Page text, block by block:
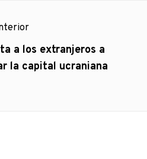
a los extranjeros a
la capital ucraniana